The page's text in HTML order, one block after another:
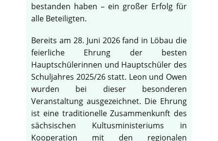
bestanden haben – ein großer Erfolg für
alle Beteiligten.
Bereits am 28. Juni 2026 fand in Löbau die
feierliche Ehrung der besten
Hauptschülerinnen und Hauptschüler des
Schuljahres 2025/26 statt. Leon und Owen
wurden bei dieser besonderen
Veranstaltung ausgezeichnet. Die Ehrung
ist eine traditionelle Zusammenkunft des
sächsischen Kultusministeriums in
Kooperation mit den regionalen